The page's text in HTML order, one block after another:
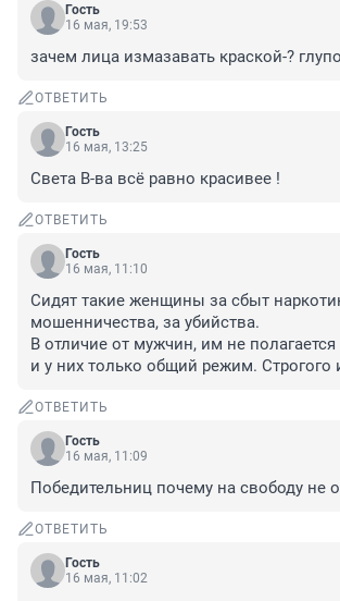
Гость
16 мая, 19:53
зачем лица измазавать краской-? глупо
ОТВЕТИТЬ
Гость
16 мая, 13:25
Света В-ва всё равно красивее !
ОТВЕТИТЬ
Гость
16 мая, 11:10
Сидят такие женщины за сбыт
мошенничества, за убийства.
В отличие от мужчин, им не
и у них только общий режим. Строгого
ОТВЕТИТЬ
Гость
16 мая, 11:09
Победительниц почему на свободу не
ОТВЕТИТЬ
Гость
16 мая, 11:02